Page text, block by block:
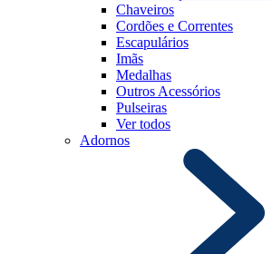
Chaveiros
Cordões e Correntes
Escapulários
Imãs
Medalhas
Outros Acessórios
Pulseiras
Ver todos
Adornos